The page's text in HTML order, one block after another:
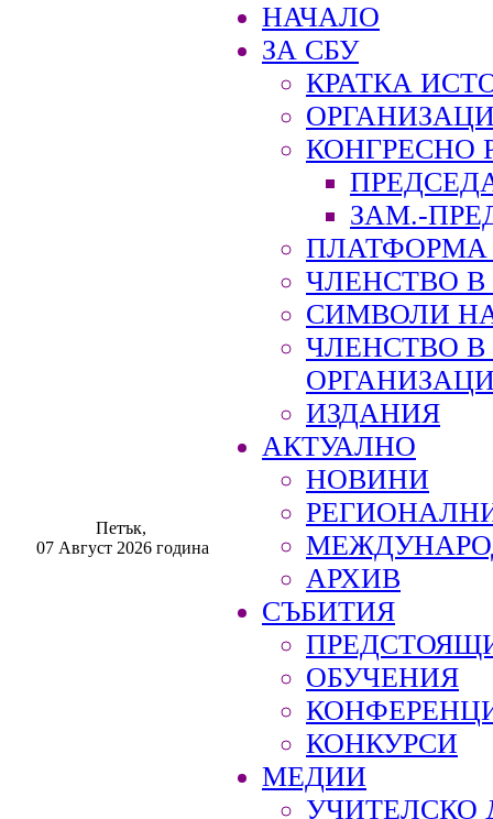
Петък,
07 Август 2026 година
НАЧАЛО
ЗА СБУ
КРАТКА
КОНГРЕСНО
ЗАМ.-
ПЛАТФОРМА
ЧЛЕНСТВО В
СИМВОЛИ
ЧЛЕНСТВО
ИЗДАНИЯ
АКТУАЛНО
НОВИНИ
АРХИВ
СЪБИТИЯ
ОБУЧЕНИЯ
КОНКУРСИ
МЕДИИ
УЧИТЕЛСКО